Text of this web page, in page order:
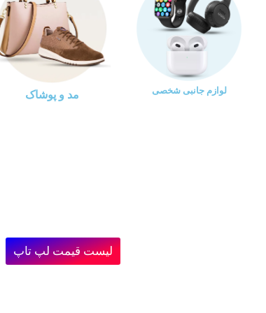
لوازم جانبی شخصی مد و پوشاک
لیست قیمت لپ تاپ